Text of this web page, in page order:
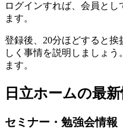
ログインすれば、会員と
ます。
登録後、20分ほどすると
しく事情を説明しましょ
ます。
日立ホームの最
セミナー・勉強会情報